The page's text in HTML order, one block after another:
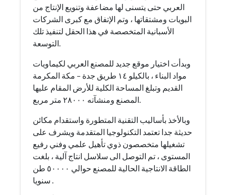
العربي حتى يتسنى لها مضاعفة وتنويع الإنتاج من
البويات ومشتقاتها ، وتم الإتفاق مع كبرى الشركات
الأسبانية المتخصصة في هذا الحقل لتنفيذ تلك
التوسعة.
وبدأت اختيار موقع جديد للمصنع العربي لكيماويات
مواد البناء ، بالكيلو ١٤ طريق جدة – مكة المكرمة
القديم وتبلغ المساحة الكلية للأرض المقام عليها
المصنع ومنشآته ٢٨٠٠٠ متر مربع.
وبالأخذ بأساليب التقنية المتطورة واستقدام مكائن
حديثة جدا تعتمد التكنولوجيا المتقدمة ويشرف على
تشغيلها متخصصون ذوي تأهيل علمي وفني رفيع
المستوى ، تم التوصل الى سلاسل انتاج آلية ، بلغت
الطاقة الانتاجية الحالية للمصنع حوالي ٥٠٠٠٠ طن
سنويا .